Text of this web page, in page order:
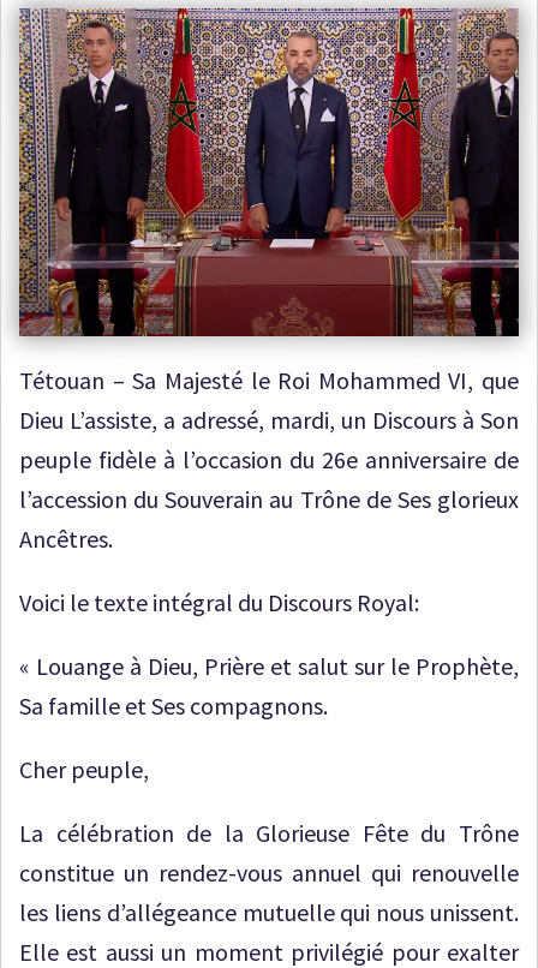
Tétouan – Sa Majesté le Roi Mohammed VI, que
Dieu L’assiste, a adressé, mardi, un Discours à Son
peuple fidèle à l’occasion du 26e anniversaire de
l’accession du Souverain au Trône de Ses glorieux
Ancêtres.
Voici le texte intégral du Discours Royal:
« Louange à Dieu, Prière et salut sur le Prophète,
Sa famille et Ses compagnons.
Cher peuple,
La célébration de la Glorieuse Fête du Trône
constitue un rendez-vous annuel qui renouvelle
les liens d’allégeance mutuelle qui nous unissent.
Elle est aussi un moment privilégié pour exalter